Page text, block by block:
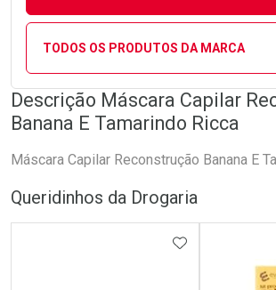
TODOS OS PRODUTOS DA MARCA
Descrição Máscara Capilar
Banana E Tamarindo Ricca
Máscara Capilar Reconstrução Banana E
Queridinhos da Drogaria
ADICIONAR